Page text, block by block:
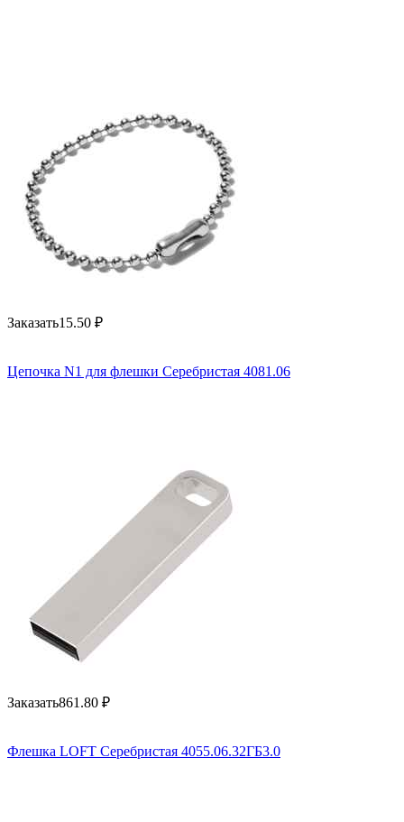
Заказать15.50 ₽
Цепочка N1 для флешки Серебристая 4081.06
Заказать861.80 ₽
Флешка LOFT Серебристая 4055.06.32ГБ3.0